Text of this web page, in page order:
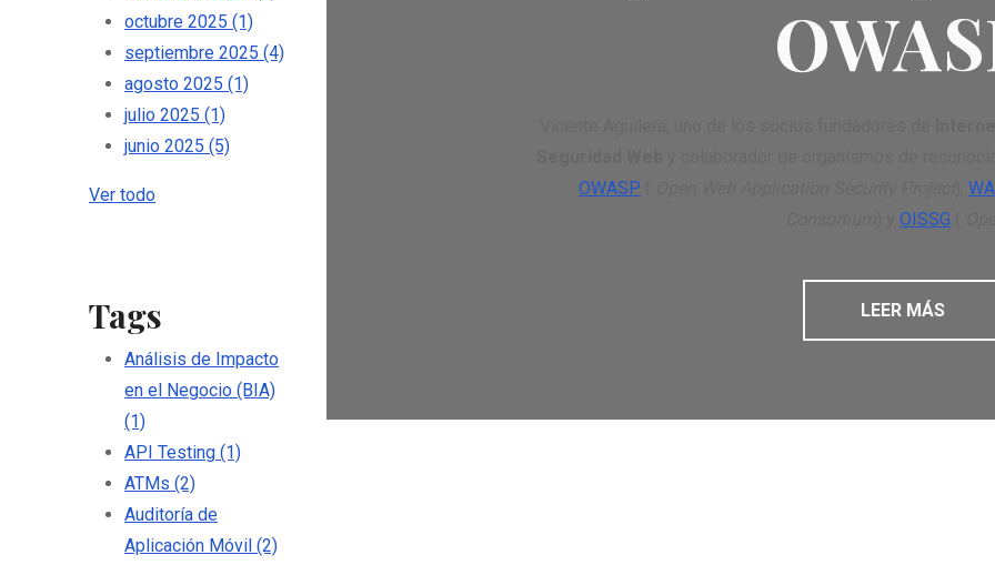
octubre 2025 (1)
septiembre 2025 (4)
agosto 2025 (1)
julio 2025 (1)
junio 2025 (5)
Ver todo
Tags
Análisis de Impacto
en el Negocio (BIA)
(1)
API Testing (1)
ATMs (2)
Auditoría de
Aplicación Móvil (2)
OWASP
) yOISSG
LEER MÁS